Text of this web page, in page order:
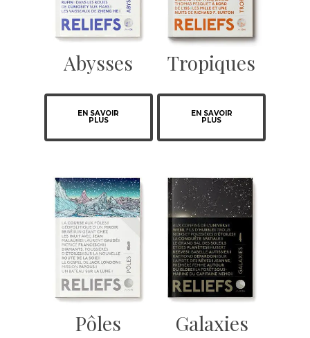
Abysses
EN SAVOIR
PLUS
Tropiques
EN SAVOIR
PLUS
Pôles Galaxies